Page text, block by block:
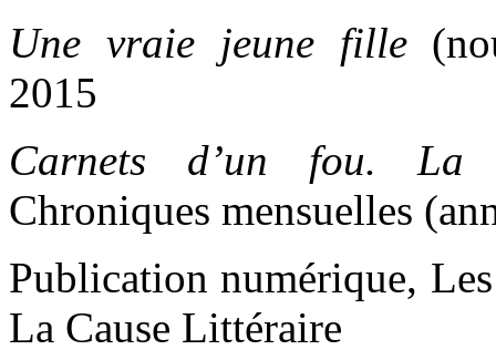
Une vraie jeune fille
2015
Carnets d’un fou. La
Chroniques mensuelles
Publication numérique,
La Cause Littéraire